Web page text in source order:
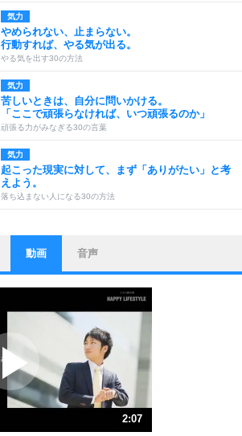
気力
やめられない、止まらない。
行動すれば、やる気が出る。
やる気を出す30の方法
気力
苦しいときは、自分に問いかける。
「ここで頑張らなければ、いつ頑張るのか」
頑張る力がみなぎる30の言葉
気力
起こった現実に対して、まず「ありがたい」と考
えよう。
落ち込まない人になる30の方法
ストレス対策
他人と比べない。
いっそのこと、他人を見ない。
いらいらしない人になる30の方法
ポジティブになれない原因は、行動しないから。
ポジティブ思考になる30の方法
ストレス対策
人生、なんとかなるもの。
気楽に生きる30の方法
動画 音声
2:07